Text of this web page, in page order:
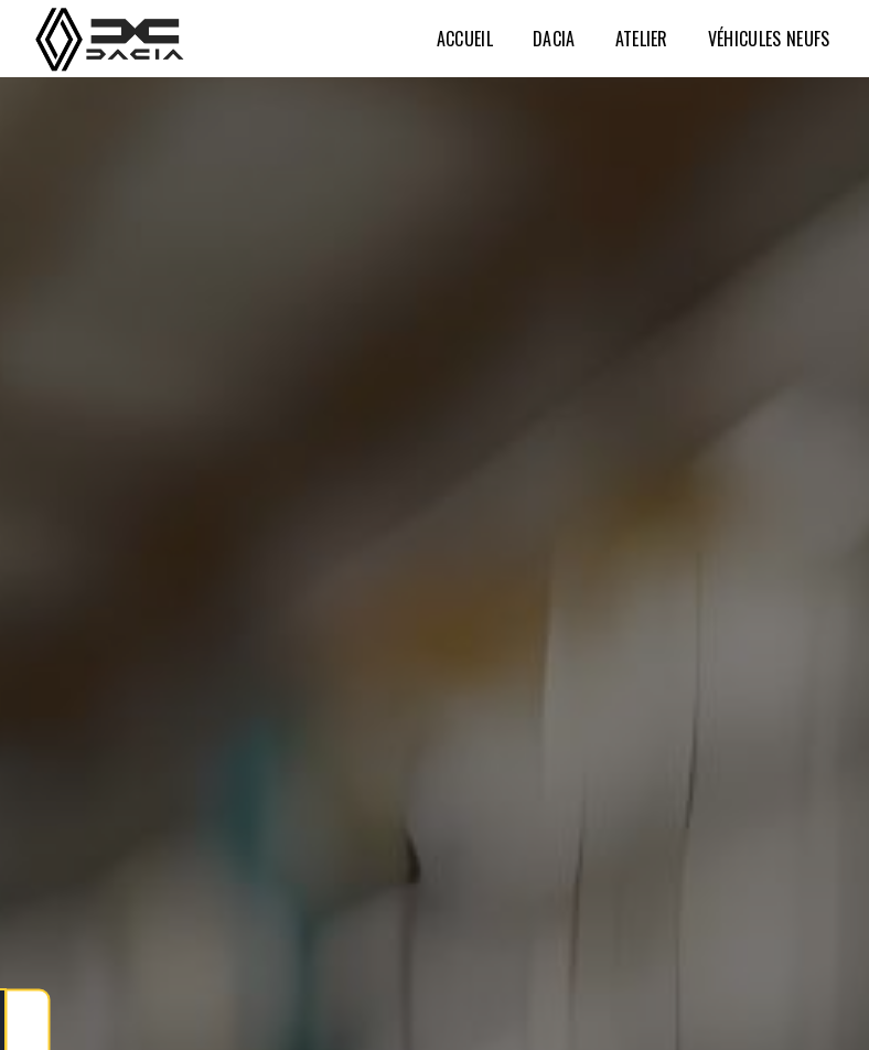
ACCUEIL DACIA ATELIER VÉHICULES NEUFS
Panneau de gestion des cookies